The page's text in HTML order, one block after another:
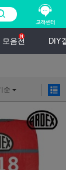
모음전 DIY
순